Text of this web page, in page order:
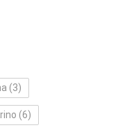
(3)
(6)